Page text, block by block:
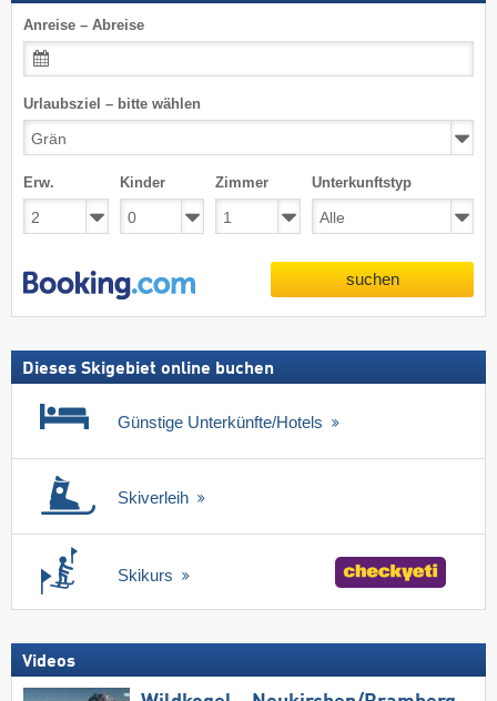
Anreise – Abreise
Urlaubsziel – bitte wählen
Erw. Kinder Zimmer Unterkunftstyp
suchen
Dieses Skigebiet online buchen
Günstige Unterkünfte/Hotels
Skiverleih
Skikurs
Videos